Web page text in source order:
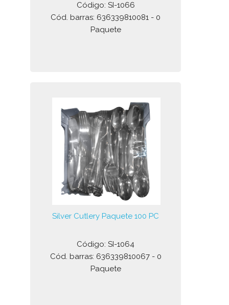
Código: SI-1066
Cód. barras: 636339810081 - 0
Paquete
Silver Cutlery Paquete 100 PC
Código: SI-1064
Cód. barras: 636339810067 - 0
Paquete